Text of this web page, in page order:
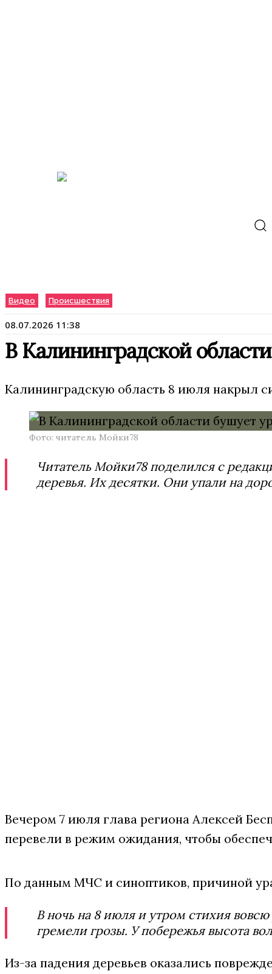
Видео Происшествия
08.07.2026 11:38
В Калининградской
Калининградскую область 8 июля накрыл
Фото: читатель Мойки78
Читатель Мойки78 поделился с
деревья. Их десятки. Они упали на
Вечером 7 июля глава региона Алексей
перевели в режим ожидания, чтобы
По данным МЧС и синоптиков, причиной
В ночь на 8 июля и утром стихия
гремели грозы. У побережья высота
Из-за падения деревьев оказались